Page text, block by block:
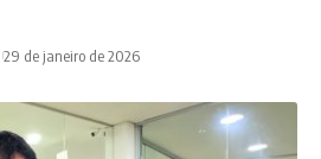
29 de janeiro de 2026